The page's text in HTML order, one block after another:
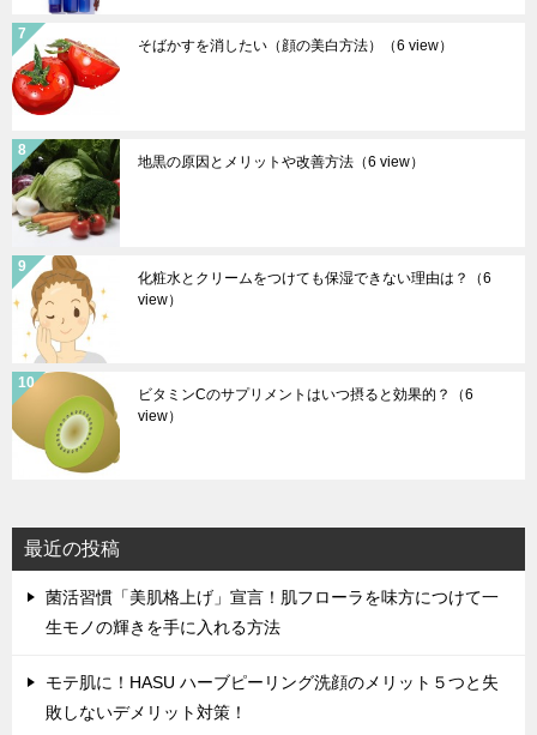
そばかすを消したい（顔の美白方法） （6 view）
地黒の原因とメリットや改善方法 （6 view）
化粧水とクリームをつけても保湿できない理由は？
（6
view）
ビタミンCのサプリメントはいつ摂ると効果的？
（6
view）
最近の投稿
菌活習慣「美肌格上げ」宣言！肌フローラを味方につけて一
生モノの輝きを手に入れる方法
モテ肌に！HASU ハーブピーリング洗顔のメリット５つと失
敗しないデメリット対策！